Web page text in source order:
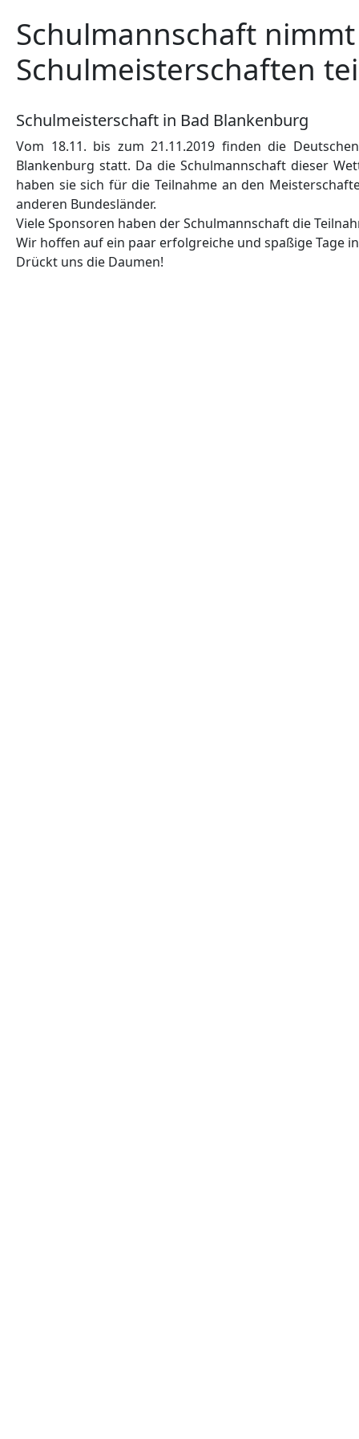
Schulmannschaft
Schulmeisterschaften
Schulmeisterschaft in Bad Blankenburg
Vom 18.11. bis zum 21.11.2019 finden die
Blankenburg statt. Da die Schulmannschaft dieser
haben sie sich für die Teilnahme an den
anderen Bundesländer.
Viele Sponsoren haben der Schulmannschaft die
Wir hoffen auf ein paar erfolgreiche und spaßige Tage
Drückt uns die Daumen!